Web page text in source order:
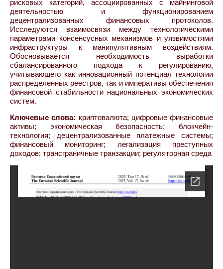
рисковых категорий, ассоциированных с майнинговой
деятельностью и функционированием
децентрализованных финансовых протоколов.
Исследуются взаимосвязи между технологическими
параметрами консенсусных механизмов и уязвимостями
инфраструктуры к манипулятивным воздействиям.
Обосновывается необходимость выработки
сбалансированного подхода к регулированию,
учитывающего как инновационный потенциал технологии
распределенных реестров, так и императивы обеспечения
финансовой стабильности национальных экономических
систем.
Ключевые слова: криптовалюта; цифровые финансовые
активы; экономическая безопасность; блокчейн-
технология; децентрализованные платежные системы;
финансовый мониторинг; легализация преступных
доходов; трансграничные транзакции; регуляторная среда